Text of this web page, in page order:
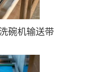
碗机输送带